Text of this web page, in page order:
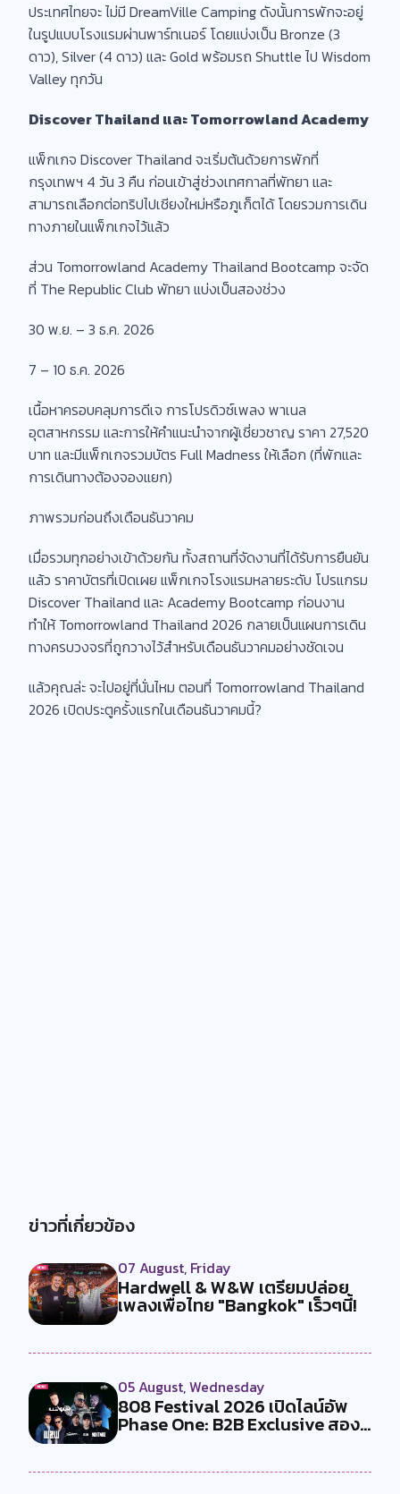
ประเทศไทยจะ ไม่มี DreamVille Camping ดังนั้นการพักจะอยู่
ในรูปแบบโรงแรมผ่านพาร์ทเนอร์ โดยแบ่งเป็น Bronze (3
ดาว), Silver (4 ดาว) และ Gold พร้อมรถ Shuttle ไป Wisdom
Valley ทุกวัน
Discover Thailand และ Tomorrowland Academy
แพ็กเกจ Discover Thailand จะเริ่มต้นด้วยการพักที่
กรุงเทพฯ 4 วัน 3 คืน ก่อนเข้าสู่ช่วงเทศกาลที่พัทยา และ
สามารถเลือกต่อทริปไปเชียงใหม่หรือภูเก็ตได้ โดยรวมการเดิน
ทางภายในแพ็กเกจไว้แล้ว
ส่วน Tomorrowland Academy Thailand Bootcamp จะจัด
ที่ The Republic Club พัทยา แบ่งเป็นสองช่วง
30 พ.ย. – 3 ธ.ค. 2026
7 – 10 ธ.ค. 2026
เนื้อหาครอบคลุมการดีเจ การโปรดิวซ์เพลง พาเนล
อุตสาหกรรม และการให้คำแนะนำจากผู้เชี่ยวชาญ ราคา 27,520
บาท และมีแพ็กเกจรวมบัตร Full Madness ให้เลือก (ที่พักและ
การเดินทางต้องจองแยก)
ภาพรวมก่อนถึงเดือนธันวาคม
เมื่อรวมทุกอย่างเข้าด้วยกัน ทั้งสถานที่จัดงานที่ได้รับการยืนยัน
แล้ว ราคาบัตรที่เปิดเผย แพ็กเกจโรงแรมหลายระดับ โปรแกรม
Discover Thailand และ Academy Bootcamp ก่อนงาน
ทำให้ Tomorrowland Thailand 2026 กลายเป็นแผนการเดิน
ทางครบวงจรที่ถูกวางไว้สำหรับเดือนธันวาคมอย่างชัดเจน
แล้วคุณล่ะ จะไปอยู่ที่นั่นไหม ตอนที่ Tomorrowland Thailand
2026 เปิดประตูครั้งแรกในเดือนธันวาคมนี้?
ข่าวที่เกี่ยวข้อง
07 August, Friday
Hardwell & W&W เตรียมปล่อย
เพลงเพื่อไทย "Bangkok" เร็วๆนี้!
05 August, Wednesday
808 Festival 2026 เปิดไลน์อัพ
Phase One: B2B Exclusive สอง